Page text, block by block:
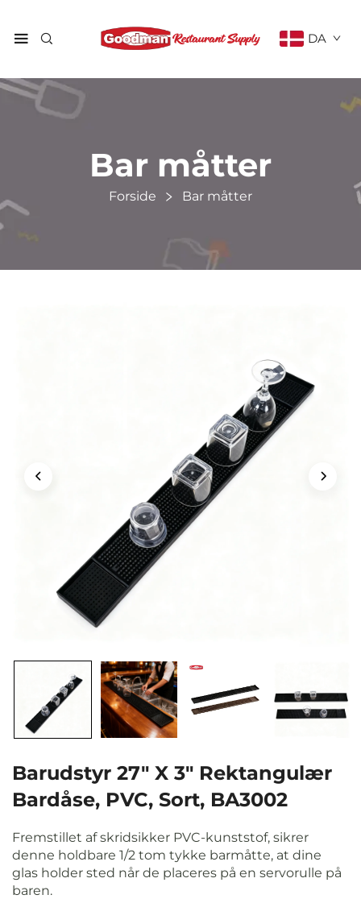
DA
Bar måtter
Forside Bar måtter
Barudstyr 27" X 3" Rektangulær
Bardåse, PVC, Sort, BA3002
Fremstillet af skridsikker PVC-kunststof, sikrer
denne holdbare 1/2 tom tykke barmåtte, at dine
glas holder sted når de placeres på en servorulle på
baren.